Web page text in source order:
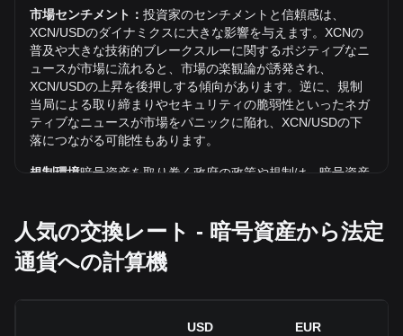
しました。 先月、Onyxcoin（XCN）の交換レートは、アメ
リカ合衆国ドル（USD）に対して20.07%下落しました。
市場センチメント： 投資家のセンチメントと信頼感は、
XCN/USDのダイナミクスに大きな影響を与えます。XCNの
普及や大きな技術的ブレークスルーに関するポジティブなニ
ュースが市場に流れると、市場の楽観論が誘発され、
XCN/USDの上昇を後押しする傾向があります。逆に、規制
当局による取り締まりやセキュリティの脆弱性といったネガ
ティブなニュースが市場をパニックに陥れ、XCN/USDの下
落につながる可能性もあります。
規制環境暗号資産を取り巻く政府の政策や規制は、暗号資産
規制は、暗号資産に対する投資家の信頼を高め、その価値を
上昇させる可能性があります。逆に、曖昧な規制政策や厳し
すぎる規制政策は、暗号資産の発展を妨げ、その価値を下落
定通貨が発行されている国のマクロ経済要因は、‌法定通貨の
人気の交換レート - 暗号資産から法定
通貨への計算機
USD EUR